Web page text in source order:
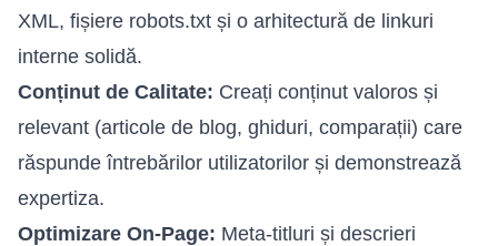
XML, fișiere robots.txt și o arhitectură de linkuri
interne solidă.
Conținut de Calitate: Creați conținut valoros și
relevant (articole de blog, ghiduri, comparații) care
răspunde întrebărilor utilizatorilor și demonstrează
expertiza.
Optimizare On-Page: Meta-titluri și descrieri